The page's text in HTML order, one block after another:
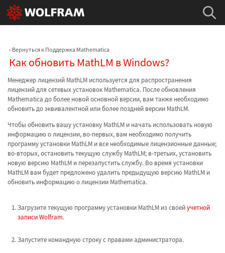
Вернуться к Поддержка Mathematica
Как обновить MathLM в Windows?
Менеджер лицензий MathLM используется для распространения
лицензий для сетевых установок Mathematica. После обновления
Mathematica до более новой основной версии, вам также необходимо
обновить до эквивалентной или более поздней версии MathLM.
Чтобы обновить вашу установку MathLM и начать использовать новую
информацию о лицензии, во-первых, вам необходимо получить
программу установки MathLM и все необходимые лицензионные данные;
во-вторых, остановить текущую службу MathLM; в-третьих, установить
новую версию MathLM и перезапустить службу. Во время установки
MathLM вам будет предложено удалить предыдущую версию MathLM и
обновить информацию о лицензии Mathematica.
Загрузите текущую программу установки MathLM из своейучетной
записи Wolfram.
Запустите командную строку с правами администратора.